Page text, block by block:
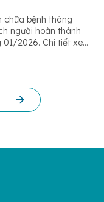
chữa bệnh tháng
người hoàn thành
2026. Chi tiết xem
đây Danh sách